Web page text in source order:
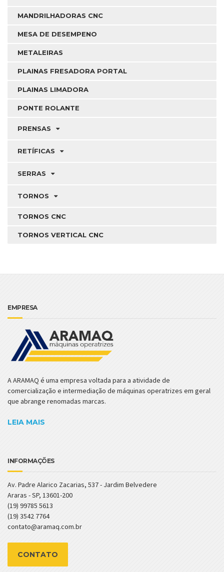
MANDRILHADORAS CNC
MESA DE DESEMPENO
METALEIRAS
PLAINAS FRESADORA PORTAL
PLAINAS LIMADORA
PONTE ROLANTE
PRENSAS
RETÍFICAS
SERRAS
TORNOS
TORNOS CNC
TORNOS VERTICAL CNC
EMPRESA
A ARAMAQ é uma empresa voltada para a atividade de
comercialização e intermediação de máquinas operatrizes em geral
que abrange renomadas marcas.
LEIA MAIS
INFORMAÇÕES
Av. Padre Alarico Zacarias, 537 - Jardim Belvedere
Araras - SP, 13601-200
(19) 99785 5613
(19) 3542 7764
contato@aramaq.com.br
CONTATO